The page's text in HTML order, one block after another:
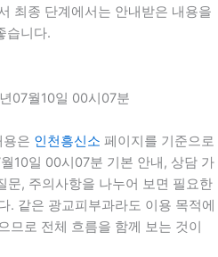
최종 단계에서는 안내받은 내용을
습니다.
07월10일 00시07분
은 인천흥신소 페이지를 기준으로
10일 00시07분 기본 안내, 상담 가
문, 주의사항을 나누어 보면 필요한
. 같은 광교피부과라도 이용 목적에
므로 전체 흐름을 함께 보는 것이